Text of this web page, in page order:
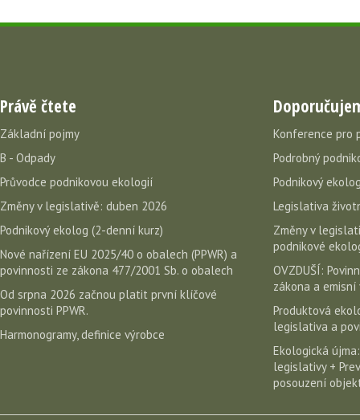
Právě čtete
Základní pojmy
B - Odpady
Průvodce podnikovou ekologií
Změny v legislativě: duben 2026
Podnikový ekolog (2-denní kurz)
Nové nařízení EU 2025/40 o obalech (PPWR) a
povinnosti ze zákona 477/2001 Sb. o obalech
Od srpna 2026 začnou platit první klíčové
povinnosti PPWR.
Harmonogramy, definice výrobce
Konference pro
Podrobný
Podnikový
Legislativa
Změny v
podnikové
OVZDUŠÍ:
zákona a emisní
Produktová
legislativa a
Ekologická
legislativy +
posouzení